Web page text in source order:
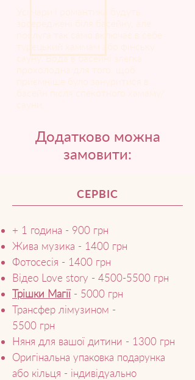
Усі чари і романтика будуть
зосереджені біля басейну, але
послуга так само включає в себе
турецький хаммам або фінську
сауну. Вода в басейні злегка
прохолодна для того, щоб
приємніше було зануритися в
басейн після спекотного хамаму/
сауни.
Додатково можна
замовити:
СЕРВІС
+ 1 година - 900 грн
Жива музика - 1400 грн
Фотосесія - 1400 грн
Відео Love story - 4500-5500 грн
Трішки Магії- 5000 грн
Трансфер лімузином -
5500 грн
Няня для вашої дитини - 1300 грн
Оригінальна упаковка подарунка
або кільця - індивідуально